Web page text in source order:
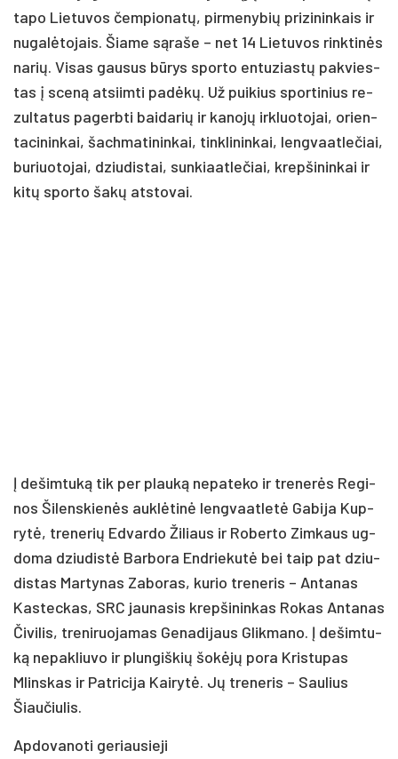
ta­po Lie­tu­vos čem­pio­na­tų, pir­me­ny­bių pri­zi­nin­kais ir
nu­ga­lė­to­jais. Šia­me są­ra­še – net 14 Lie­tu­vos rink­ti­nės
na­rių. Vi­sas gau­sus bū­rys spor­to en­tu­zias­tų pa­kvies­
tas į sce­ną at­siim­ti pa­dė­kų. Už pui­kius spor­ti­nius re­
zul­ta­tus pa­gerb­ti bai­da­rių ir ka­no­jų irk­luo­to­jai, orien­
ta­ci­nin­kai, šach­ma­ti­nin­kai, tink­li­nin­kai, leng­vaat­le­čiai,
bu­riuo­to­jai, dziu­dis­tai, sun­kiaat­le­čiai, krep­ši­nin­kai ir
ki­tų spor­to ša­kų at­sto­vai.
Į de­šim­tu­ką tik per plau­ką ne­pa­te­ko ir tre­ne­rės Re­gi­
nos Ši­lens­kie­nės auk­lė­ti­nė leng­vaat­le­tė Ga­bi­ja Kup­
ry­tė, tre­ne­rių Ed­var­do Ži­liaus ir Ro­ber­to Zim­kaus ug­
do­ma dziu­dis­tė Bar­bo­ra End­rie­ku­tė bei taip pat dziu­
dis­tas Mar­ty­nas Za­bo­ras, ku­rio tre­ne­ris – An­ta­nas
Kas­tec­kas, SRC jau­na­sis krep­ši­nin­kas Ro­kas An­ta­nas
Či­vi­lis, tre­ni­ruo­ja­mas Ge­na­di­jaus Glik­ma­no. Į de­šim­tu­
ką ne­pak­liu­vo ir plun­giš­kių šo­kė­jų po­ra Kris­tu­pas
Mlins­kas ir Pat­ri­ci­ja Kai­ry­tė. Jų tre­ne­ris – Sau­lius
Šiau­čiu­lis.
Ap­do­va­no­ti ge­riau­sie­ji